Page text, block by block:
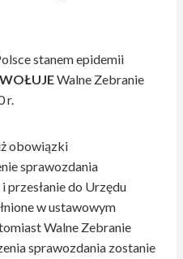
stanem epidemii
Walne Zebranie
r.
obowiązki
sprawozdania
przesłanie do Urzędu
w ustawowym
Walne Zebranie
sprawozdania zostanie